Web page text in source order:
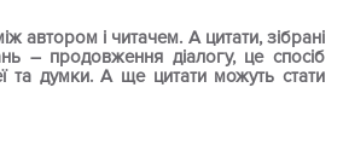
автором і читачем. А цитати, зібрані
– продовження діалогу, це спосіб
та думки. А ще цитати можуть стати